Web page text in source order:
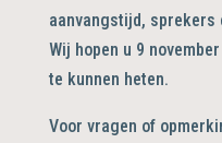
aanvangstijd, sprekers
Wij hopen u 9
te kunnen heten.
Voor vragen of